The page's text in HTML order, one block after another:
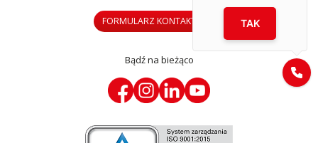
FORMULARZ KONTAKTOWY
Bądź na bieżąco
TAK